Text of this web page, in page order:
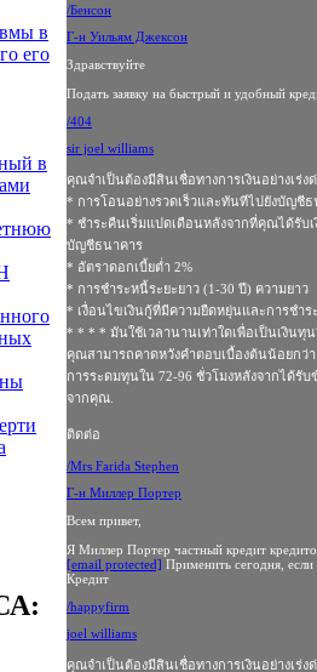
в
его
в
/Бенсон
Г-н Уильям Джексон
Здравствуйте
Подать заявку на быстрый и удобный
/404
sir joel williams
คุณจำเป็นต้องมีสินเชื่อทางการเงินอย่างเร่ง
* การโอนอย่างรวดเร็วและทันทีไปยังบัญชี
* ชําระคืนเริ่มแปดเดือนหลังจากที่คุณได้รับเ
บัญชีธนาคาร
* อัตราดอกเบี้ยต่ำ 2%
* การชำระหนี้ระยะยาว (1-30 ปี) ความยาว
* เงื่อนไขเงินกู้ที่มีความยืดหยุ่นและการชำร
* * * * มันใช้เวลานานเท่าใดเพื่อเป็นเงินทุ
คุณสามารถคาดหวังคำตอบเบื้องต้นน้อยกว่า
การระดมทุนใน 72-96 ชั่วโมงหลังจากได้รั
จากคุณ.
ติดต่อ
/Mrs Farida Stephen
Г-н Миллер Портер
Всем привет,
Я Миллер Портер частный кредит
[email protected] Применить сегодня,
Кредит
/happyfirm
joel williams
คุณจำเป็นต้องมีสินเชื่อทางการเงินอย่างเร่ง